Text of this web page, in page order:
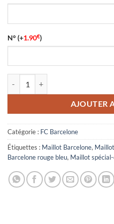
N°(+1.90€)
AJOUTER
Catégorie : FC Barcelone
Étiquettes : Maillot Barcelone,
Barcelone rouge bleu, Maillot